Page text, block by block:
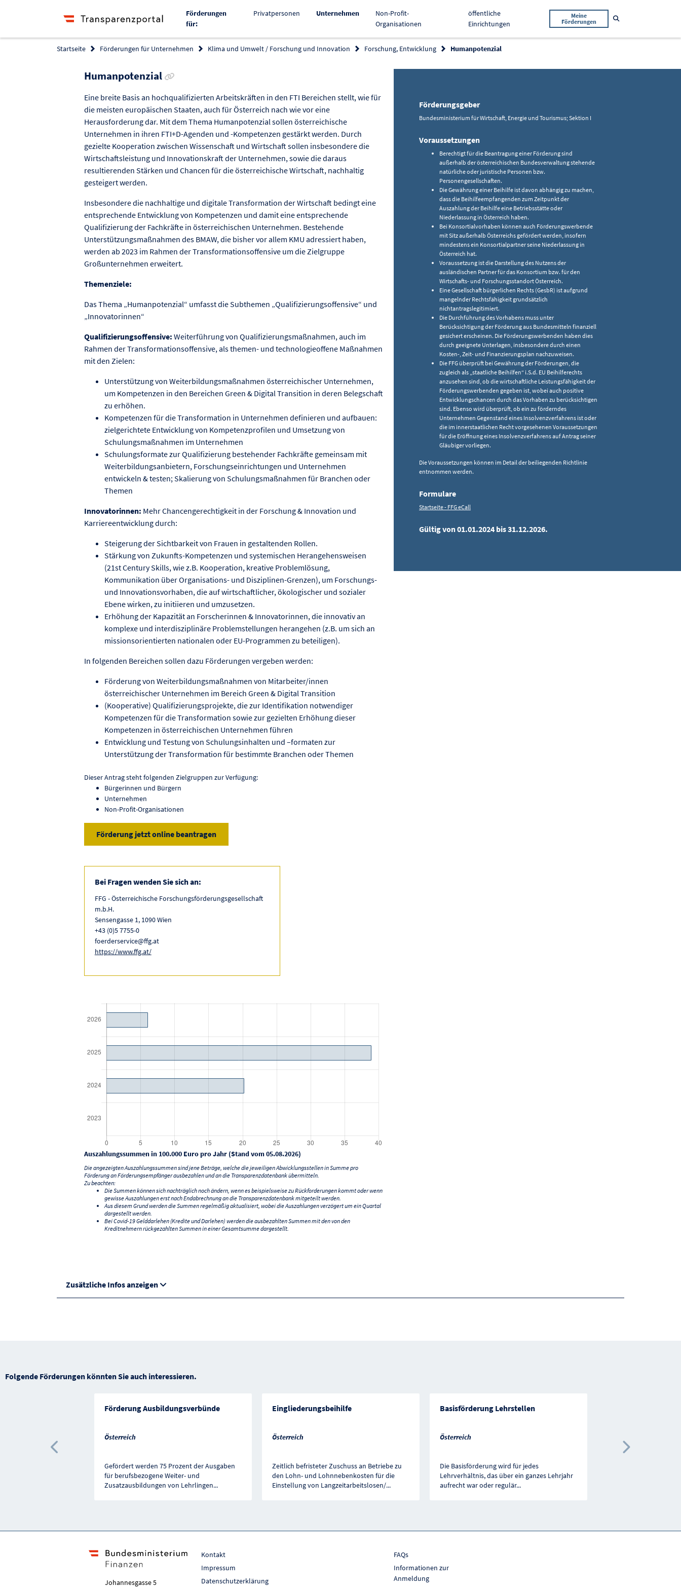
Förderungen
für:
Privatpersonen UnternehmenAktiv Non-Profit-
Organisationen
öffentliche
Einrichtungen
Meine
Förderungen
Startseite Förderungen für Unternehmen Klima und Umwelt / Forschung und Innovation Forschung, Entwicklung Humanpotenzial
Humanpotenzial Link zur Förderung kopieren
Eine breite Basis an hochqualifizierten Arbeitskräften in den FTI Bereichen stellt, wie für
die meisten europäischen Staaten, auch für Österreich nach wie vor eine
Herausforderung dar. Mit dem Thema Humanpotenzial sollen österreichische
Unternehmen in ihren FTI+D-Agenden und -Kompetenzen gestärkt werden. Durch
gezielte Kooperation zwischen Wissenschaft und Wirtschaft sollen insbesondere die
Wirtschaftsleistung und Innovationskraft der Unternehmen, sowie die daraus
resultierenden Stärken und Chancen für die österreichische Wirtschaft, nachhaltig
gesteigert werden.
Insbesondere die nachhaltige und digitale Transformation der Wirtschaft bedingt eine
entsprechende Entwicklung von Kompetenzen und damit eine entsprechende
Qualifizierung der Fachkräfte in österreichischen Unternehmen. Bestehende
Unterstützungsmaßnahmen des BMAW, die bisher vor allem KMU adressiert haben,
werden ab 2023 im Rahmen der Transformationsoffensive um die Zielgruppe
Großunternehmen erweitert.
Themenziele:
Das Thema „Humanpotenzial“ umfasst die Subthemen „Qualifizierungsoffensive“ und
„Innovatorinnen“
Qualifizierungsoffensive: Weiterführung von Qualifizierungsmaßnahmen, auch im
Rahmen der Transformationsoffensive, als themen- und technologieoffene Maßnahmen
mit den Zielen:
Unterstützung von Weiterbildungsmaßnahmen österreichischer Unternehmen,
um Kompetenzen in den Bereichen Green & Digital Transition in deren Belegschaft
zu erhöhen.
Kompetenzen für die Transformation in Unternehmen definieren und aufbauen:
zielgerichtete Entwicklung von Kompetenzprofilen und Umsetzung von
Schulungsmaßnahmen im Unternehmen
Schulungsformate zur Qualifizierung bestehender Fachkräfte gemeinsam mit
Weiterbildungsanbietern, Forschungseinrichtungen und Unternehmen
entwickeln & testen; Skalierung von Schulungsmaßnahmen für Branchen oder
Themen
Innovatorinnen: Mehr Chancengerechtigkeit in der Forschung & Innovation und
Karriereentwicklung durch:
Steigerung der Sichtbarkeit von Frauen in gestaltenden Rollen.
Stärkung von Zukunfts-Kompetenzen und systemischen Herangehensweisen
(21st Century Skills, wie z.B. Kooperation, kreative Problemlösung,
Kommunikation über Organisations- und Disziplinen-Grenzen), um Forschungs-
und Innovationsvorhaben, die auf wirtschaftlicher, ökologischer und sozialer
Ebene wirken, zu initiieren und umzusetzen.
Erhöhung der Kapazität an Forscherinnen & Innovatorinnen, die innovativ an
komplexe und interdisziplinäre Problemstellungen herangehen (z.B. um sich an
missionsorientierten nationalen oder EU-Programmen zu beteiligen).
In folgenden Bereichen sollen dazu Förderungen vergeben werden:
Förderung von Weiterbildungsmaßnahmen von Mitarbeiter/innen
österreichischer Unternehmen im Bereich Green & Digital Transition
(Kooperative) Qualifizierungsprojekte, die zur Identifikation notwendiger
Kompetenzen für die Transformation sowie zur gezielten Erhöhung dieser
Kompetenzen in österreichischen Unternehmen führen
Entwicklung und Testung von Schulungsinhalten und –formaten zur
Unterstützung der Transformation für bestimmte Branchen oder Themen
Dieser Antrag steht folgenden Zielgruppen zur Verfügung:
Bürgerinnen und Bürgern
Unternehmen
Non-Profit-Organisationen
Förderung jetzt online beantragen
Bei Fragen wenden Sie sich an:
FFG - Österreichische Forschungsförderungsgesellschaft
m.b.H.
Sensengasse 1, 1090 Wien
+43 (0)5 7755-0
foerderservice@ffg.at
https://www.ffg.at/
Auszahlungssummen in 100.000 Euro pro Jahr (Stand vom 05.08.2026)
Die angezeigten Auszahlungssummen sind jene Beträge, welche die jeweiligen Abwicklungsstellen in Summe pro
Förderung an Förderungsempfänger ausbezahlen und an die Transparenzdatenbank übermitteln.
Zu beachten:
Die Summen können sich nachträglich noch ändern, wenn es beispielsweise zu Rückforderungen kommt oder wenn
gewisse Auszahlungen erst nach Endabrechnung an die Transparenzdatenbank mitgeteilt werden.
Aus diesem Grund werden die Summen regelmäßig aktualisiert, wobei die Auszahlungen verzögert um ein Quartal
dargestellt werden.
Bei Covid-19 Gelddarlehen (Kredite und Darlehen) werden die ausbezahlten Summen mit den von den
Kreditnehmern rückgezahlten Summen in einer Gesamtsumme dargestellt.
Förderungsgeber
Bundesministerium für Wirtschaft, Energie und Tourismus; Sektion I
Voraussetzungen
Berechtigt für die Beantragung einer Förderung sind
außerhalb der österreichischen Bundesverwaltung stehende
natürliche oder juristische Personen bzw.
Personengesellschaften.
Die Gewährung einer Beihilfe ist davon abhängig zu machen,
dass die Beihilfeempfangenden zum Zeitpunkt der
Auszahlung der Beihilfe eine Betriebsstätte oder
Niederlassung in Österreich haben.
Bei Konsortialvorhaben können auch Förderungswerbende
mit Sitz außerhalb Österreichs gefördert werden, insofern
mindestens ein Konsortialpartner seine Niederlassung in
Österreich hat.
Voraussetzung ist die Darstellung des Nutzens der
ausländischen Partner für das Konsortium bzw. für den
Wirtschafts- und Forschungsstandort Österreich.
Eine Gesellschaft bürgerlichen Rechts (GesbR) ist aufgrund
mangelnder Rechtsfähigkeit grundsätzlich
nichtantragslegitimiert.
Die Durchführung des Vorhabens muss unter
Berücksichtigung der Förderung aus Bundesmitteln finanziell
gesichert erscheinen. Die Förderungswerbenden haben dies
durch geeignete Unterlagen, insbesondere durch einen
Kosten-, Zeit- und Finanzierungsplan nachzuweisen.
Die FFG überprüft bei Gewährung der Förderungen, die
zugleich als „staatliche Beihilfen“ i.S.d. EU Beihilferechts
anzusehen sind, ob die wirtschaftliche Leistungsfähigkeit der
Förderungswerbenden gegeben ist, wobei auch positive
Entwicklungschancen durch das Vorhaben zu berücksichtigen
sind. Ebenso wird überprüft, ob ein zu förderndes
Unternehmen Gegenstand eines Insolvenzverfahrens ist oder
die im innerstaatlichen Recht vorgesehenen Voraussetzungen
für die Eröffnung eines Insolvenzverfahrens auf Antrag seiner
Gläubiger vorliegen.
Die Voraussetzungen können im Detail der beiliegenden Richtlinie
entnommen werden.
Formulare
Startseite - FFG eCall
Gültig von 01.01.2024 bis 31.12.2026.
Zusätzliche Infos anzeigen
Folgende Förderungen könnten Sie auch interessieren.
Förderung Ausbildungsverbünde
Österreich
Gefördert werden 75 Prozent der Ausgaben
für berufsbezogene Weiter- und
Zusatzausbildungen von Lehrlingen...
Eingliederungsbeihilfe
Österreich
Zeitlich befristeter Zuschuss an Betriebe zu
den Lohn- und Lohnnebenkosten für die
Einstellung von Langzeitarbeitslosen/...
Basisförderung Lehrstellen
Österreich
Die Basisförderung wird für jedes
Lehrverhältnis, das über ein ganzes Lehrjahr
aufrecht war oder regulär...
Vorherige Förderung Nächste
Johannesgasse 5
Kontakt
Impressum
Datenschutzerklärung
FAQs
Informationen zur
Anmeldung